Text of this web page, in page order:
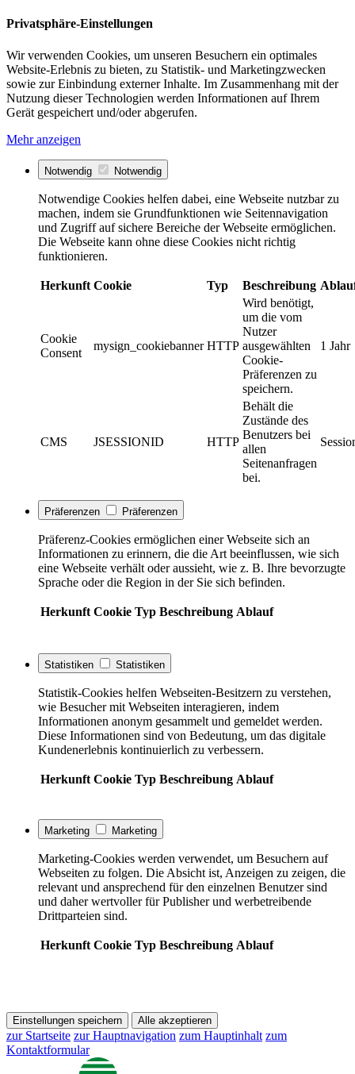
Privatsphäre-Einstellungen
Wir verwenden Cookies, um unseren Besuchern ein optimales
Website-Erlebnis zu bieten, zu Statistik- und Marketingzwecken
sowie zur Einbindung externer Inhalte. Im Zusammenhang mit der
Nutzung dieser Technologien werden Informationen auf Ihrem
Gerät gespeichert und/oder abgerufen.
Mehr anzeigen
Notwendig Notwendig
Notwendige Cookies helfen dabei, eine Webseite nutzbar zu
machen, indem sie Grundfunktionen wie Seitennavigation
und Zugriff auf sichere Bereiche der Webseite ermöglichen.
Die Webseite kann ohne diese Cookies nicht richtig
funktionieren.
Herkunft Cookie Typ Beschreibung
Cookie
Consent
mysign_cookiebanner HTTP
Wird benötigt,
um die vom
Nutzer
ausgewählten
Cookie-
Präferenzen zu
speichern.
1 Jahr
CMS JSESSIONID HTTP
Behält die
Zustände des
Benutzers bei
allen
Seitenanfragen
bei.
Präferenzen Präferenzen
Präferenz-Cookies ermöglichen einer Webseite sich an
Informationen zu erinnern, die die Art beeinflussen, wie sich
eine Webseite verhält oder aussieht, wie z. B. Ihre bevorzugte
Sprache oder die Region in der Sie sich befinden.
Herkunft Cookie Typ Beschreibung Ablauf
Statistiken Statistiken
Statistik-Cookies helfen Webseiten-Besitzern zu verstehen,
wie Besucher mit Webseiten interagieren, indem
Informationen anonym gesammelt und gemeldet werden.
Diese Informationen sind von Bedeutung, um das digitale
Kundenerlebnis kontinuierlich zu verbessern.
Herkunft Cookie Typ Beschreibung Ablauf
Marketing Marketing
Marketing-Cookies werden verwendet, um Besuchern auf
Webseiten zu folgen. Die Absicht ist, Anzeigen zu zeigen, die
relevant und ansprechend für den einzelnen Benutzer sind
und daher wertvoller für Publisher und werbetreibende
Drittparteien sind.
Herkunft Cookie Typ Beschreibung Ablauf
Einstellungen speichern Alle akzeptieren
zur Startseite zur Hauptnavigation zum Hauptinhalt zum
Kontaktformular